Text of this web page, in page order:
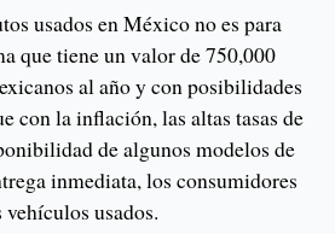
usados en México no es para
que tiene un valor de 750,000
al año y con posibilidades
con la inflación, las altas tasas de
de algunos modelos de
inmediata, los consumidores
usados.